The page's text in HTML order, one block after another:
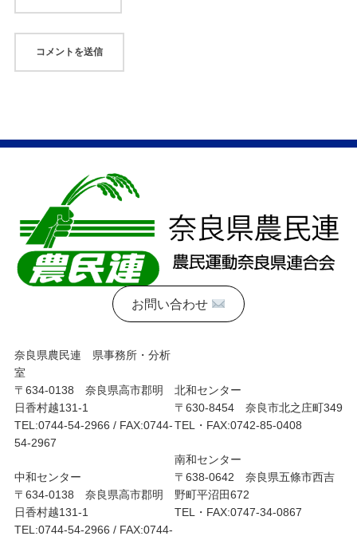
お問い合わせ
奈良県農民連 県事務所・分析
室
〒634-0138 奈良県高市郡明
日香村越131-1
TEL:0744-54-2966 / FAX:0744-
54-2967
中和センター
〒634-0138 奈良県高市郡明
日香村越131-1
TEL:0744-54-2966 / FAX:0744-
北和センター
〒630-8454 奈良市北之庄町349
TEL・FAX:0742-85-0408
南和センター
〒638-0642 奈良県五條市西吉
野町平沼田672
TEL・FAX:0747-34-0867